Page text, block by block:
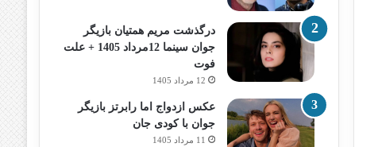
درگذشت مریم همتیان بازیگر
جوان سینما 12مرداد 1405 + علت
فوت
12 مرداد 1405
عکس ازدواج اما رابرتز بازیگر
جوان با کودی جان
11 مرداد 1405